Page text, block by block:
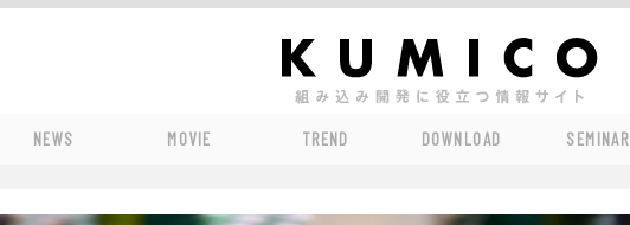
NEWS MOVIE TREND DOWNLOAD SEMINAR